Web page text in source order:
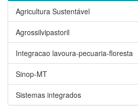
Agricultura Sustentável
Agrossilvipastoril
Integracao lavoura-pecuaria-floresta
Sinop-MT
Sistemas integrados